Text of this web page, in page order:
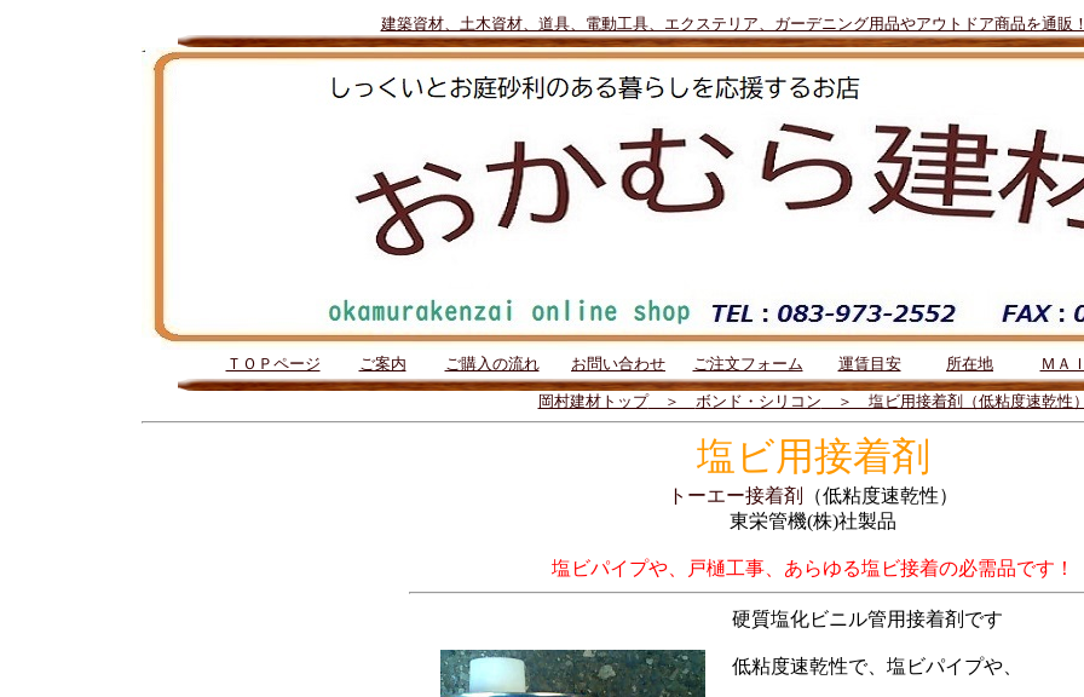
建築資材、土木資材、道具、電動工具、エクステリア、ガーデニング用品やアウトドア商品を通販
ＴＯＰページ ご案内 ご購入の流れ お問い合わせ ご注文フォーム 運賃目安 所在地 ＭＡ
岡村建材トップ＞ ボンド・シリコン ＞ 塩ビ用接着剤（低粘度速乾性
塩ビ用接着剤
トーエー接着剤
（低粘度速乾性）
東栄管機(株)社製品
塩ビパイプや、戸樋工事、あらゆる塩ビ接着の必需品です！
硬質塩化ビニル管用接着剤です
低粘度速乾性で、塩ビパイプや、